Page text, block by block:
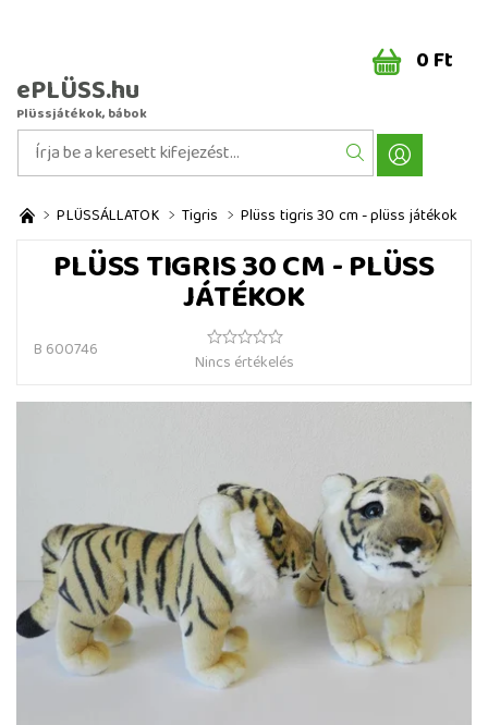
ePLÜSS.hu
Plüssjátékok, bábok
0 Ft
PLÜSSÁLLATOK Tigris Plüss tigris 30 cm - plüss játékok
PLÜSS TIGRIS 30 CM - PLÜSS
JÁTÉKOK
B 600746
Nincs értékelés